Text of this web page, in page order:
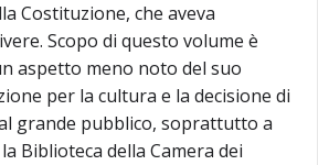
Costituzione, che aveva
Scopo di questo volume è
aspetto meno noto del suo
per la cultura e la decisione di
grande pubblico, soprattutto a
Biblioteca della Camera dei